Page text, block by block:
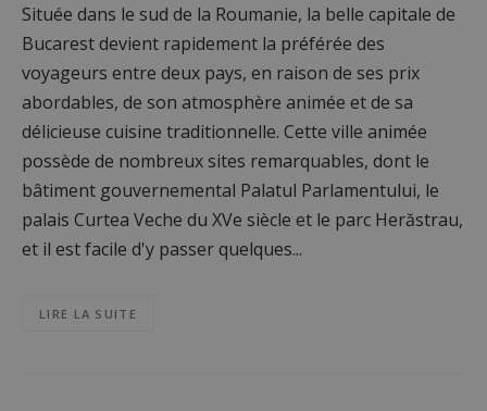
Située dans le sud de la Roumanie, la belle capitale de
Bucarest devient rapidement la préférée des
voyageurs entre deux pays, en raison de ses prix
abordables, de son atmosphère animée et de sa
délicieuse cuisine traditionnelle. Cette ville animée
possède de nombreux sites remarquables, dont le
bâtiment gouvernemental Palatul Parlamentului, le
palais Curtea Veche du XVe siècle et le parc Herăstrau,
et il est facile d'y passer quelques...
LIRE LA SUITE